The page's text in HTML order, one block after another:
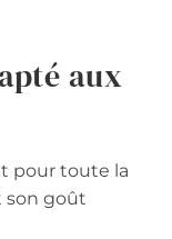
aux
pour toute la
son goût